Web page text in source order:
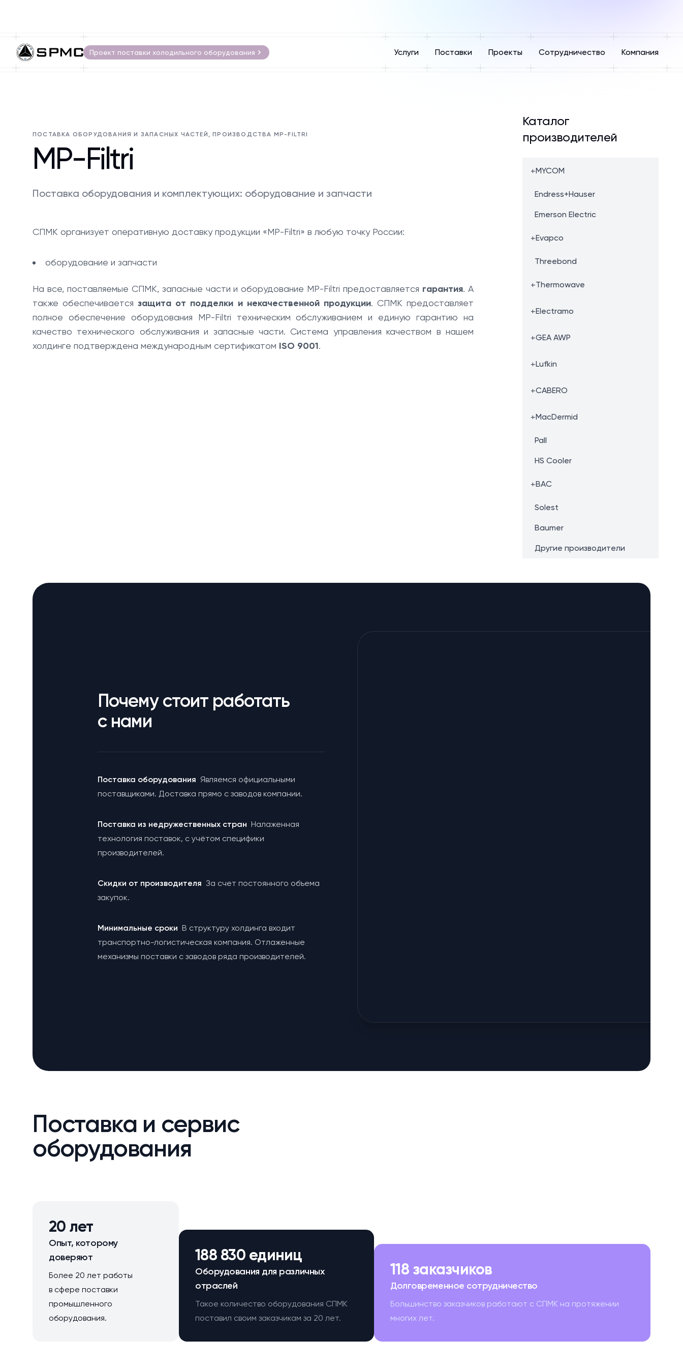
Проект поставки холодильного оборудования Услуги Поставки Проекты Сотрудничество Компания
ПОСТАВКА ОБОРУДОВАНИЯ И ЗАПАСНЫХ ЧАСТЕЙ, ПРОИЗВОДСТВА MP-FILTRI
MP-Filtri
Поставка оборудования и комплектующих: оборудование и запчасти
СПМК организует оперативную доставку продукции «MP-Filtri» в любую точку России:
оборудование и запчасти
На все, поставляемые СПМК, запасные части и оборудование MP-Filtri предоставляется гарантия. А
также обеспечиваетсязащита от подделки и некачественной продукции. СПМК предоставляет
полное обеспечение оборудования MP-Filtri техническим обслуживанием и единую гарантию на
качество технического обслуживания и запасные части. Система управления качеством в нашем
холдинге подтверждена международным сертификатом ISO 9001.
Каталог
производителей
+MYCOM
Endress+Hauser
Emerson Electric
+Evapco
Threebond
+Thermowave
+Electramo
+GEA AWP
+Lufkin
+CABERO
+MacDermid
Pall
HS Cooler
+BAC
Solest
Baumer
Другие производители
Почему стоит работать
с нами
Поставка оборудования Являемся официальными
поставщиками. Доставка прямо с заводов компании.
Поставка из недружественных стран Налаженная
технология поставок, с учётом специфики
производителей.
Cкидки от производителя За счет постоянного объема
закупок.
Минимальные сроки В структуру холдинга входит
транспортно-логистическая компания. Отлаженные
механизмы поставки с заводов ряда производителей.
Поставка и сервис
оборудования
20 лет
Опыт, которому
доверяют
Более 20 лет работы
в сфере поставки
промышленного
оборудования.
188 830 единиц
Оборудования для различных
отраслей
Такое количество оборудования СПМК
поставил своим заказчикам за 20 лет.
118 заказчиков
Долговременное сотрудничество
Большинство заказчиков работают с СПМК на протяжении
многих лет.